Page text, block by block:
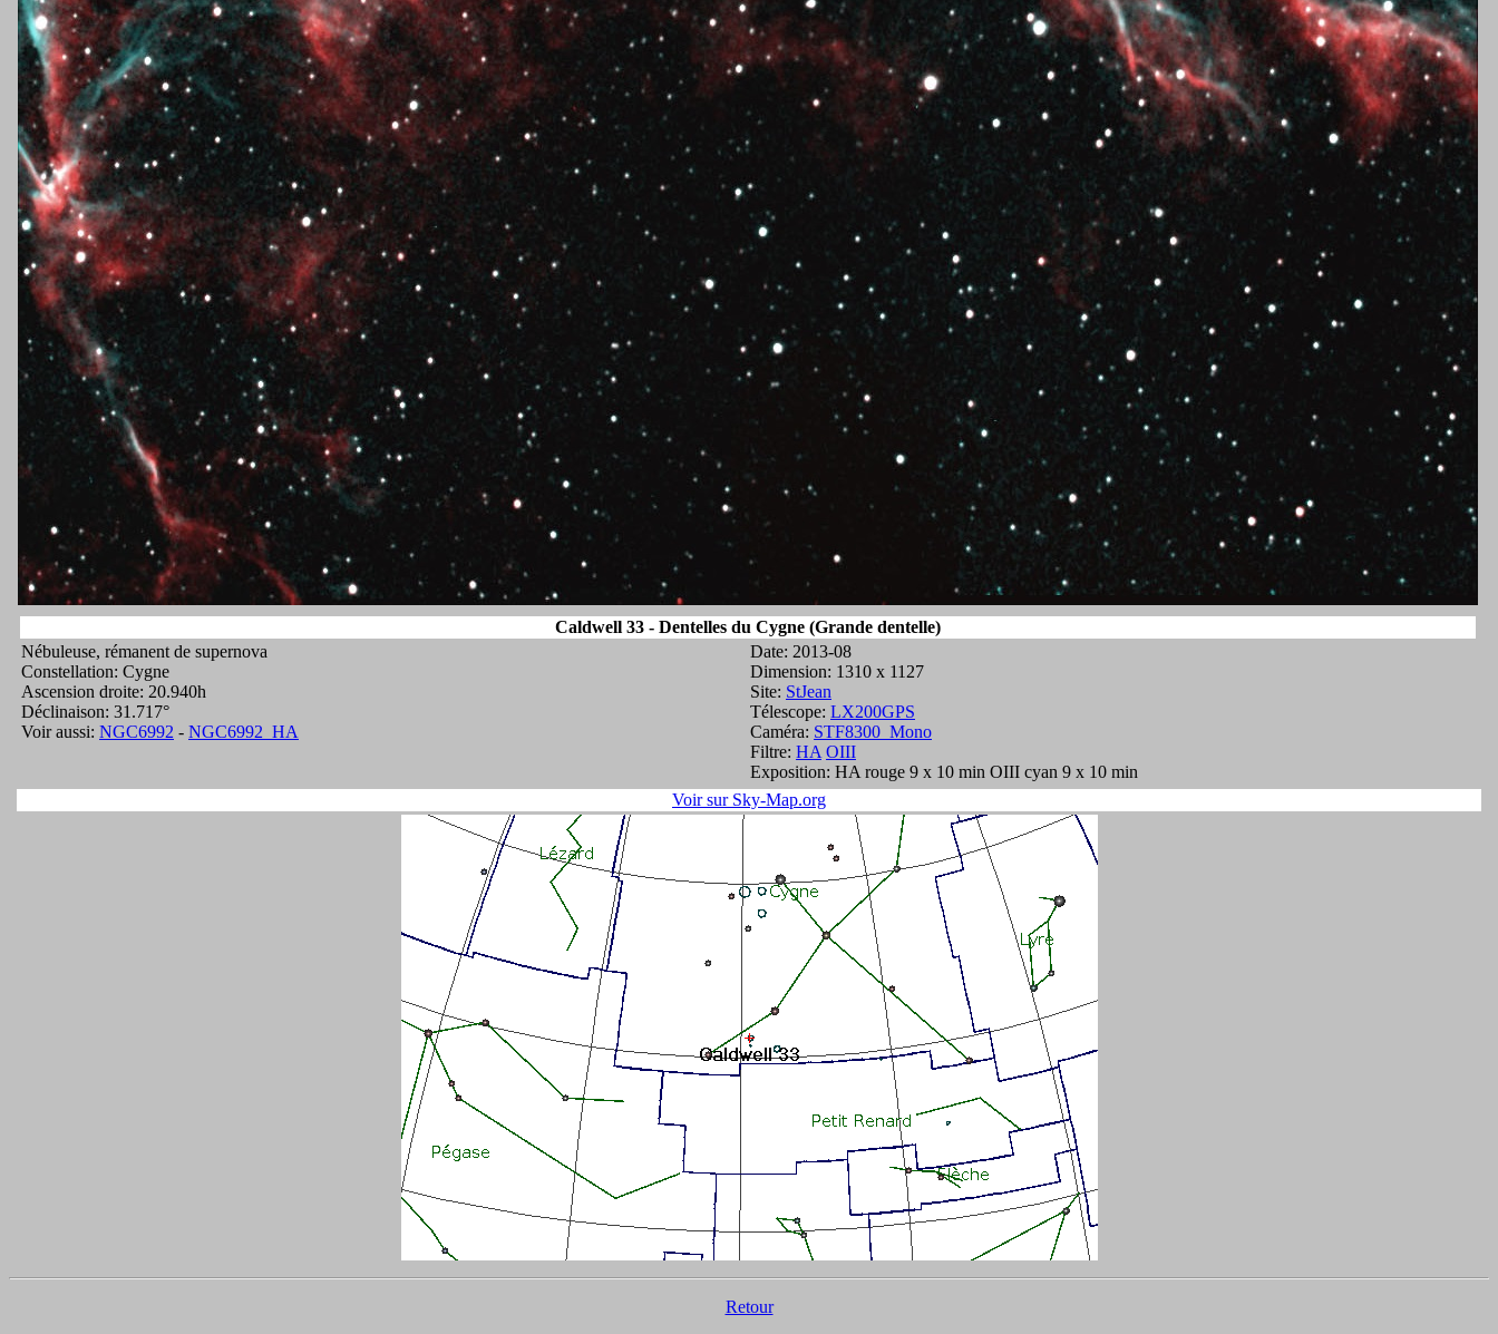
Caldwell 33 - Dentelles du Cygne (Grande dentelle)
Nébuleuse, rémanent de supernova
Constellation: Cygne
Ascension droite: 20.940h
Déclinaison: 31.717°
Voir aussi: NGC6992 - NGC6992_HA
Date: 2013-08
Dimension: 1310 x 1127
Site: StJean
Télescope: LX200GPS
Caméra: STF8300_Mono
Filtre: HA OIII
Exposition: HA rouge 9 x 10 min OIII cyan 9 x 10 min
Voir sur Sky-Map.org
Retour